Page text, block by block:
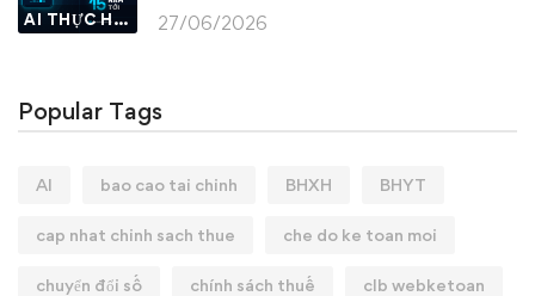
AI THỰC HÀNH 27/06/2026
Popular Tags
AI bao cao tai chinh BHXH BHYT
cap nhat chinh sach thue che do ke toan moi
chuyển đổi số chính sách thuế clb webketoan